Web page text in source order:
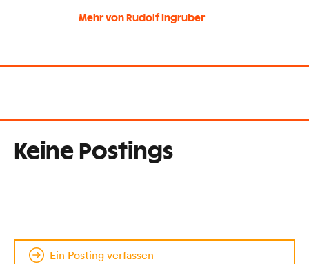
Mehr von Rudolf Ingruber
Keine Postings
Ein Posting verfassen